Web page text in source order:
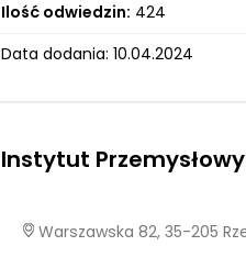
Ilość odwiedzin: 424
Data dodania: 10.04.2024
Instytut Przemysłowy
Warszawska 82, 35-205